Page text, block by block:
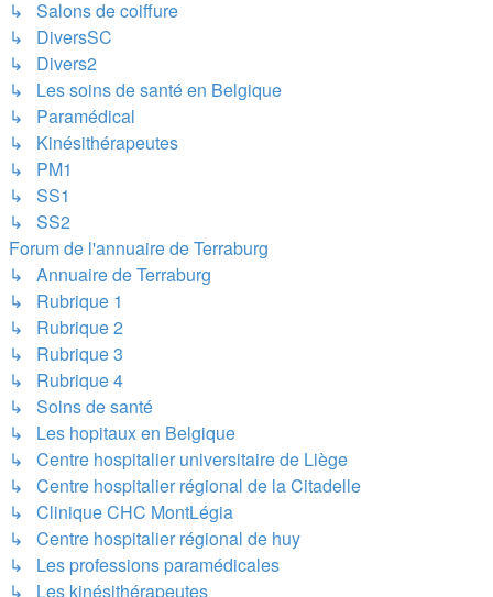
↳ Salons de coiffure
↳ DiversSC
↳ Divers2
↳ Les soins de santé en Belgique
↳ Paramédical
↳ Kinésithérapeutes
↳ PM1
↳ SS1
↳ SS2
Forum de l'annuaire de Terraburg
↳ Annuaire de Terraburg
↳ Rubrique 1
↳ Rubrique 2
↳ Rubrique 3
↳ Rubrique 4
↳ Soins de santé
↳ Les hopitaux en Belgique
↳ Centre hospitalier universitaire de Liège
↳ Centre hospitalier régional de la Citadelle
↳ Clinique CHC MontLégia
↳ Centre hospitalier régional de huy
↳ Les professions paramédicales
↳ Les kinésithérapeutes